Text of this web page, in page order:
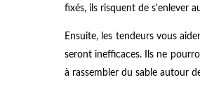
fixés, ils risquent de s'enlever
Ensuite, les tendeurs vous
seront inefficaces. Ils ne
à rassembler du sable autour